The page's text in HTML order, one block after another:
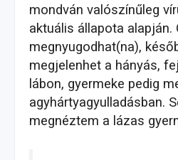
mondván valószínűleg
aktuális állapota alapján.
megnyugodhat(na),
megjelenhet a hányás,
lábon, gyermeke pedig
agyhártyagyulladásban.
megnéztem a lázas